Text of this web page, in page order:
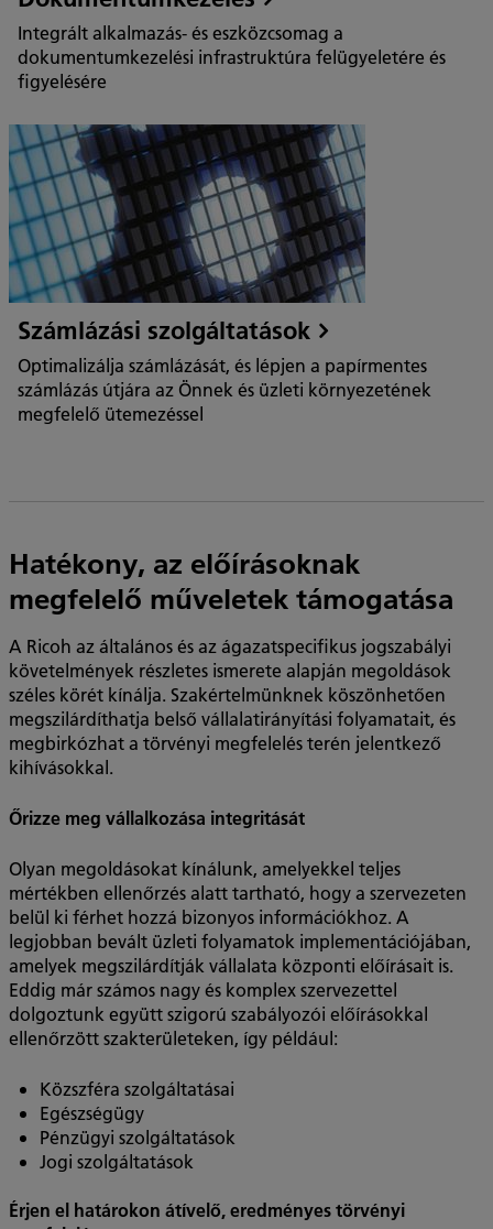
Integrált alkalmazás- és eszközcsomag a
dokumentumkezelési infrastruktúra felügyeletére és
figyelésére
Számlázási szolgáltatások
Optimalizálja számlázását, és lépjen a papírmentes
számlázás útjára az Önnek és üzleti környezetének
megfelelő ütemezéssel
Hatékony, az előírásoknak
megfelelő műveletek támogatása
A Ricoh az általános és az ágazatspecifikus jogszabályi
követelmények részletes ismerete alapján megoldások
széles körét kínálja. Szakértelmünknek köszönhetően
megszilárdíthatja belső vállalatirányítási folyamatait, és
megbirkózhat a törvényi megfelelés terén jelentkező
kihívásokkal.
Őrizze meg vállalkozása integritását
Olyan megoldásokat kínálunk, amelyekkel teljes
mértékben ellenőrzés alatt tartható, hogy a szervezeten
belül ki férhet hozzá bizonyos információkhoz. A
legjobban bevált üzleti folyamatok implementációjában,
amelyek megszilárdítják vállalata központi előírásait is.
Eddig már számos nagy és komplex szervezettel
dolgoztunk együtt szigorú szabályozói előírásokkal
ellenőrzött szakterületeken, így például:
Közszféra szolgáltatásai
Egészségügy
Pénzügyi szolgáltatások
Jogi szolgáltatások
Érjen el határokon átívelő, eredményes törvényi